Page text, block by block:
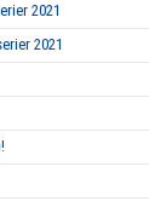
2021
2021